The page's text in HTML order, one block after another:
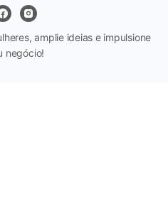
amplie ideias e impulsione
negócio!